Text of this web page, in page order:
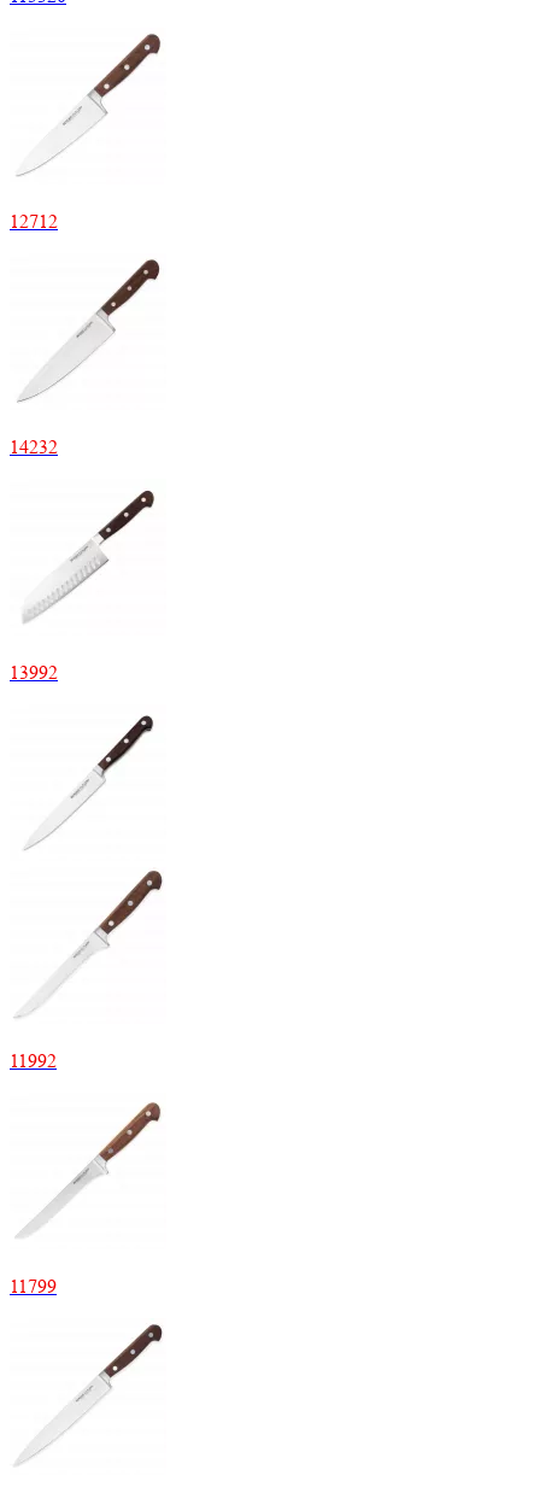
12712
14232
13992
11992
11799